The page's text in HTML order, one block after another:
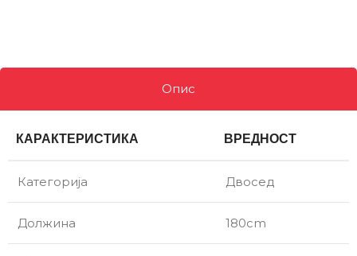
Опис
КАРАКТЕРИСТИКА ВРЕДНОСТ
Категорија Двосед
Должина 180cm